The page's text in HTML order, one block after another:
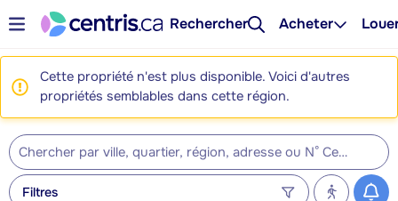
Rechercher Acheter
Cette propriété n'est plus disponible. Voici d'autres
propriétés semblables dans cette région.
Filtres